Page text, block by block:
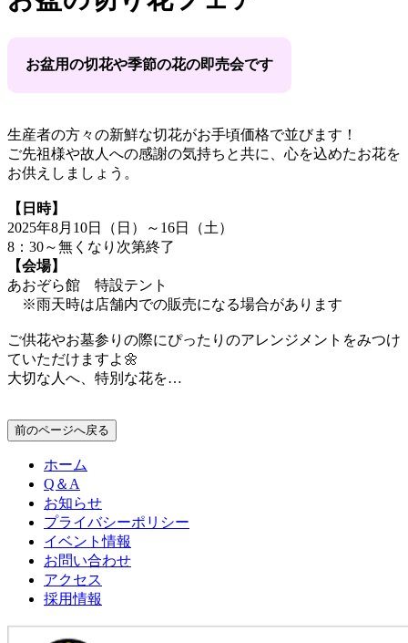
お盆用の切花や季節の花の即売会です
生産者の方々の新鮮な切花がお手頃価格で並びます！
ご先祖様や故人への感謝の気持ちと共に、心を込めたお花を
お供えしましょう。
【日時】
2025年8月10日（日）～16日（土）
8：30～無くなり次第終了
【会場】
あおぞら館 特設テント
※雨天時は店舗内での販売になる場合があります
ご供花やお墓参りの際にぴったりのアレンジメントをみつけ
ていただけますよ🌼
大切な人へ、特別な花を…
前のページへ戻る
ホーム
Q＆A
お知らせ
プライバシーポリシー
イベント情報
お問い合わせ
アクセス
採用情報